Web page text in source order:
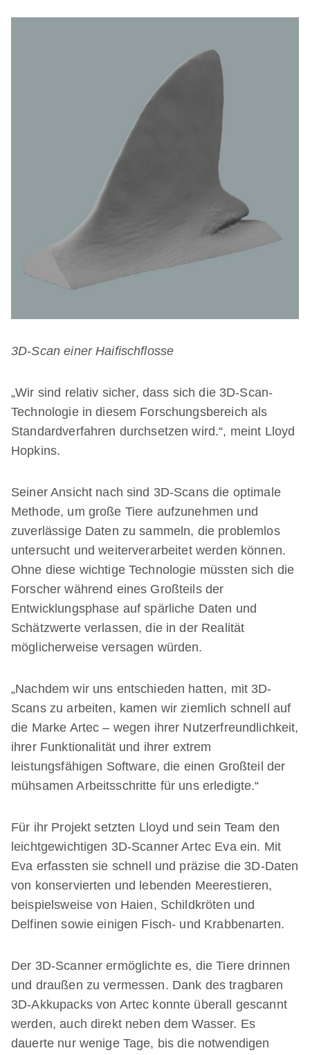
3D-Scan einer Haifischflosse
„Wir sind relativ sicher, dass sich die 3D-Scan-
Technologie in diesem Forschungsbereich als
Standardverfahren durchsetzen wird.“, meint Lloyd
Hopkins.
Seiner Ansicht nach sind 3D-Scans die optimale
Methode, um große Tiere aufzunehmen und
zuverlässige Daten zu sammeln, die problemlos
untersucht und weiterverarbeitet werden können.
Ohne diese wichtige Technologie müssten sich die
Forscher während eines Großteils der
Entwicklungsphase auf spärliche Daten und
Schätzwerte verlassen, die in der Realität
möglicherweise versagen würden.
„Nachdem wir uns entschieden hatten, mit 3D-
Scans zu arbeiten, kamen wir ziemlich schnell auf
die Marke Artec – wegen ihrer Nutzerfreundlichkeit,
ihrer Funktionalität und ihrer extrem
leistungsfähigen Software, die einen Großteil der
mühsamen Arbeitsschritte für uns erledigte.“
Für ihr Projekt setzten Lloyd und sein Team den
leichtgewichtigen 3D-Scanner Artec Eva ein. Mit
Eva erfassten sie schnell und präzise die 3D-Daten
von konservierten und lebenden Meerestieren,
beispielsweise von Haien, Schildkröten und
Delfinen sowie einigen Fisch- und Krabbenarten.
Der 3D-Scanner ermöglichte es, die Tiere drinnen
und draußen zu vermessen. Dank des tragbaren
3D-Akkupacks von Artec konnte überall gescannt
werden, auch direkt neben dem Wasser. Es
dauerte nur wenige Tage, bis die notwendigen